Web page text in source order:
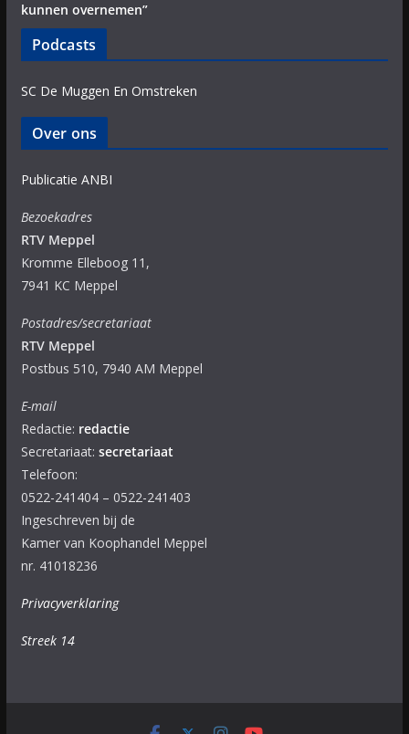
kunnen overnemen”
Podcasts
SC De Muggen En Omstreken
Over ons
Publicatie ANBI
Bezoekadres
RTV Meppel
Kromme Elleboog 11,
7941 KC Meppel
Postadres/secretariaat
RTV Meppel
Postbus 510, 7940 AM Meppel
E-mail
Redactie: redactie
Secretariaat: secretariaat
Telefoon:
0522-241404 – 0522-241403
Ingeschreven bij de
Kamer van Koophandel Meppel
nr. 41018236
Privacyverklaring
Streek 14